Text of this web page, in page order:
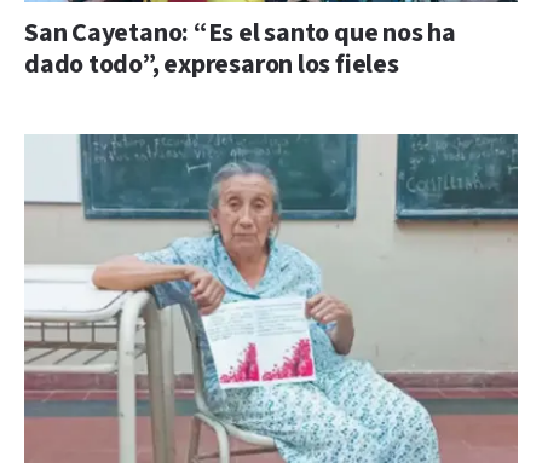
San Cayetano: “Es el santo que nos ha
dado todo”, expresaron los fieles